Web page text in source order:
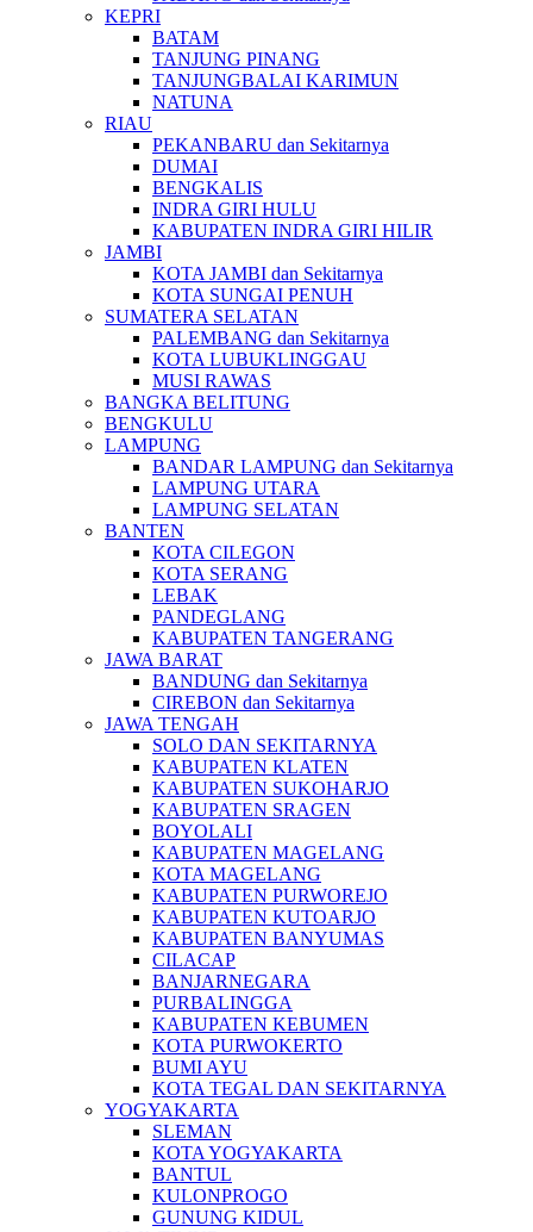
KEPRI
BATAM
TANJUNG PINANG
TANJUNGBALAI KARIMUN
NATUNA
RIAU
PEKANBARU dan Sekitarnya
DUMAI
BENGKALIS
INDRA GIRI HULU
KABUPATEN INDRA GIRI HILIR
JAMBI
KOTA JAMBI dan Sekitarnya
KOTA SUNGAI PENUH
SUMATERA SELATAN
PALEMBANG dan Sekitarnya
KOTA LUBUKLINGGAU
MUSI RAWAS
BANGKA BELITUNG
BENGKULU
LAMPUNG
BANDAR LAMPUNG dan Sekitarnya
LAMPUNG UTARA
LAMPUNG SELATAN
BANTEN
KOTA CILEGON
KOTA SERANG
LEBAK
PANDEGLANG
KABUPATEN TANGERANG
JAWA BARAT
BANDUNG dan Sekitarnya
CIREBON dan Sekitarnya
JAWA TENGAH
SOLO DAN SEKITARNYA
KABUPATEN KLATEN
KABUPATEN SUKOHARJO
KABUPATEN SRAGEN
BOYOLALI
KABUPATEN MAGELANG
KOTA MAGELANG
KABUPATEN PURWOREJO
KABUPATEN KUTOARJO
KABUPATEN BANYUMAS
CILACAP
BANJARNEGARA
PURBALINGGA
KABUPATEN KEBUMEN
KOTA PURWOKERTO
BUMI AYU
KOTA TEGAL DAN SEKITARNYA
YOGYAKARTA
SLEMAN
KOTA YOGYAKARTA
BANTUL
KULONPROGO
GUNUNG KIDUL